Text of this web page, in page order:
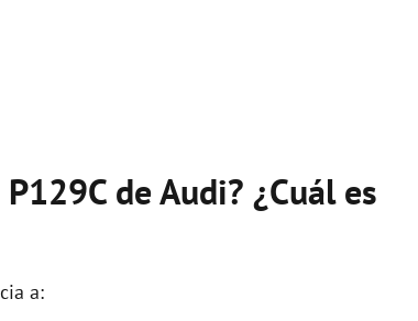
de Audi? ¿Cuál es
a: